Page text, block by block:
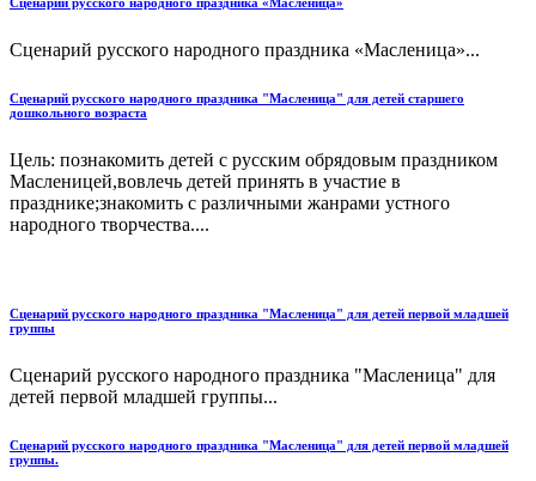
Сценарий русского народного праздника «Масленица»
Сценарий русского народного праздника «Масленица»...
Сценарий русского народного праздника "Масленица" для детей старшего
дошкольного возраста
Цель: познакомить детей с русским обрядовым праздником
Масленицей,вовлечь детей принять в участие в
празднике;знакомить с различными жанрами устного
народного творчества....
Сценарий русского народного праздника "Масленица" для детей первой младшей
группы
Сценарий русского народного праздника "Масленица" для
детей первой младшей группы...
Сценарий русского народного праздника "Масленица" для детей первой младшей
группы.